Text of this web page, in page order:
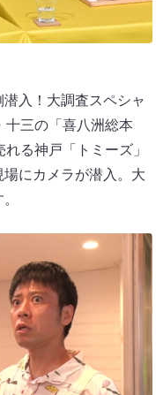
入！大調査スペシャ
十三の「喜八洲総本
る神戸「トミーズ」
にカメラが潜入。大